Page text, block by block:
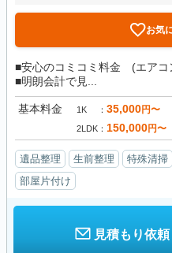
お気
■安心のコミコミ料金 (エアコ
■明朗会計で見...
基本料金 1K 35,000円〜
2LDK 150,000円〜
遺品整理 生前整理 特殊清掃
部屋片付け
見積もり依